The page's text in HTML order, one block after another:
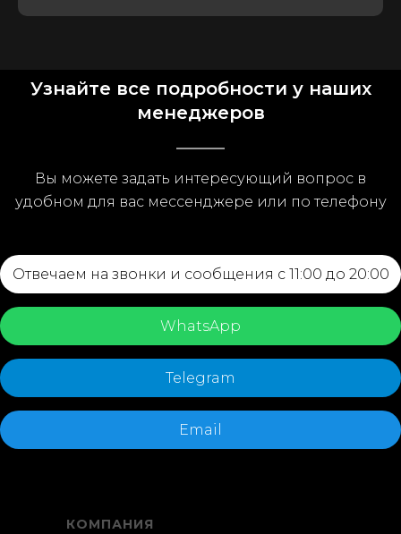
Узнайте все подробности у наших
менеджеров
Вы можете задать интересующий вопрос в
удобном для вас мессенджере или по телефону
Отвечаем на звонки и сообщения с 11:00 до 20:00
WhatsApp
Telegram
Email
КОМПАНИЯ